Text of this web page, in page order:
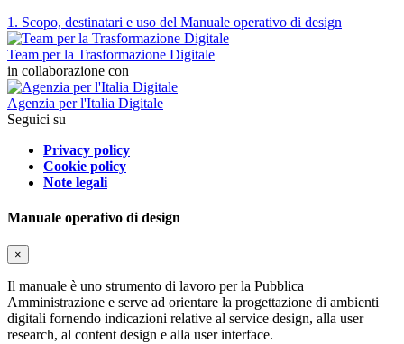
1. Scopo, destinatari e uso del Manuale operativo di design
Team per la Trasformazione Digitale
in collaborazione con
Agenzia per l'Italia Digitale
Seguici su
Privacy policy
Cookie policy
Note legali
Manuale operativo di design
×
Il manuale è uno strumento di lavoro per la Pubblica
Amministrazione e serve ad orientare la progettazione di ambienti
digitali fornendo indicazioni relative al service design, alla user
research, al content design e alla user interface.